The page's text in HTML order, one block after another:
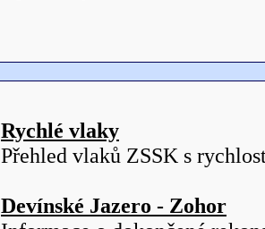
Rychlé vlaky
Přehled vlaků ZSSK s
Devínské Jazero - Zohor